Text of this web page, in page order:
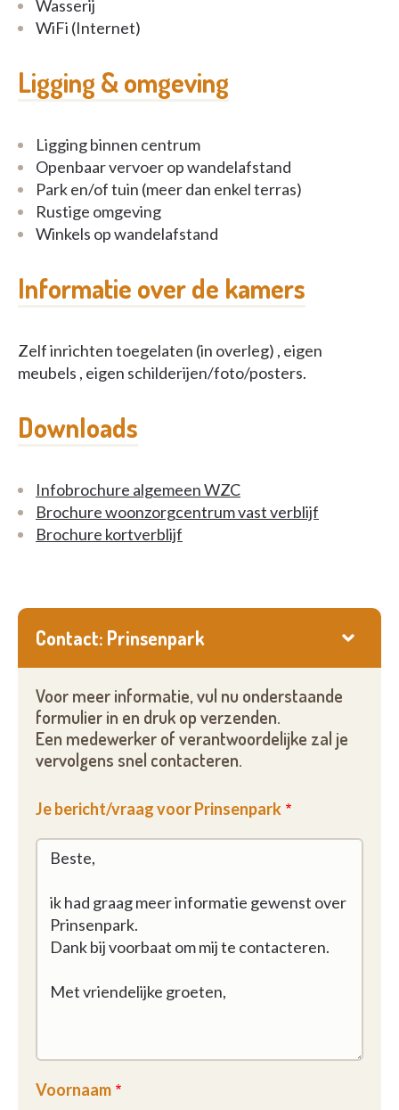
Wasserij
WiFi (Internet)
Ligging & omgeving
Ligging binnen centrum
Openbaar vervoer op wandelafstand
Park en/of tuin (meer dan enkel terras)
Rustige omgeving
Winkels op wandelafstand
Informatie over de kamers
Zelf inrichten toegelaten (in overleg) , eigen
meubels , eigen schilderijen/foto/posters.
Downloads
Infobrochure algemeen WZC
Brochure woonzorgcentrum vast verblijf
Brochure kortverblijf
Contact: Prinsenpark
Voor meer informatie, vul nu onderstaande
formulier in en druk op verzenden.
Een medewerker of verantwoordelijke zal je
vervolgens snel contacteren.
Je bericht/vraag voor Prinsenpark
Voornaam